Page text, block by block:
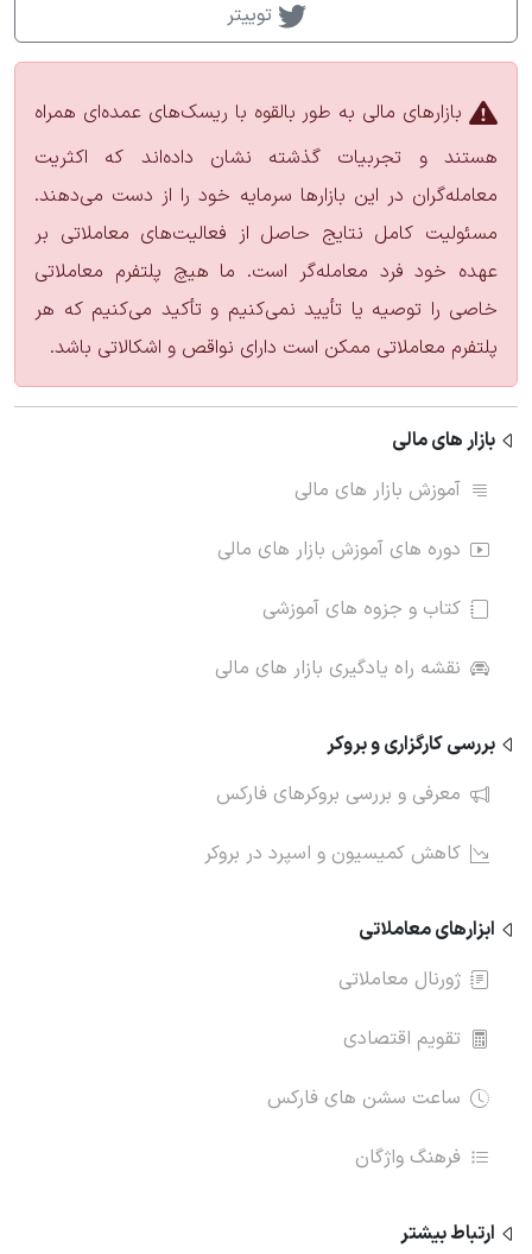
توییتر
بازارهای مالی به طور بالقوه با ریسک‌های عمده‌ای همراه
هستند و تجربیات گذشته نشان داده‌اند که اکثریت
معامله‌گران در این بازارها سرمایه خود را از دست می‌دهند.
مسئولیت کامل نتایج حاصل از فعالیت‌های معاملاتی بر
عهده خود فرد معامله‌گر است. ما هیچ پلتفرم معاملاتی
خاصی را توصیه یا تأیید نمی‌کنیم و تأکید می‌کنیم که هر
پلتفرم معاملاتی ممکن است دارای نواقص و اشکالاتی باشد.
بازار های مالی
آموزش بازار های مالی
دوره های آموزش بازار های مالی
کتاب و جزوه های آموزشی
نقشه راه یادگیری بازار های مالی
بررسی کارگزاری و بروکر
معرفی و بررسی بروکرهای فارکس
کاهش کمیسیون و اسپرد در بروکر
ابزارهای معاملاتی
ژورنال معاملاتی
تقویم اقتصادی
ساعت سشن های فارکس
فرهنگ واژگان
ارتباط‌ بیشتر